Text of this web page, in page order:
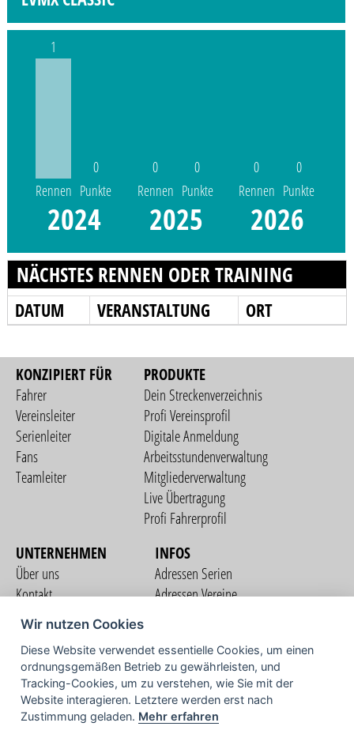
1
Rennen
0
Punkte
2024
0
Rennen
0
Punkte
2025
0
Rennen
0
Punkte
2026
NÄCHSTES RENNEN ODER TRAINING
DATUM VERANSTALTUNG ORT
KONZIPIERT FÜR
Fahrer
Vereinsleiter
Serienleiter
Fans
Teamleiter
PRODUKTE
Dein Streckenverzeichnis
Profi Vereinsprofil
Digitale Anmeldung
Arbeitsstundenverwaltung
Mitgliederverwaltung
Live Übertragung
Profi Fahrerprofil
UNTERNEHMEN
Über uns
Kontakt
Nutzungsbedingungen
Datenschutzerklärung
Impressum
INFOS
Adressen Serien
Adressen Vereine
COMMUNITY
Wir nutzen Cookies
Diese Website verwendet essentielle Cookies, um einen
ordnungsgemäßen Betrieb zu gewährleisten, und
Tracking-Cookies, um zu verstehen, wie Sie mit der
Website interagieren. Letztere werden erst nach
Zustimmung geladen. Mehr erfahren